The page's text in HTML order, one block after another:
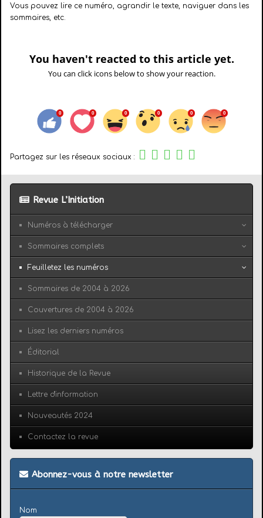
Vous pouvez lire ce numéro, agrandir le texte, naviguer dans les
sommaires, etc.
You haven't reacted to this article yet.
You can click icons below to show your reaction.
Partagez sur les réseaux sociaux :
Revue L’Initiation
Numéros à télécharger
Sommaires complets
Feuilletez les numéros
Sommaires de 2004 à 2026
Couvertures de 2004 à 2026
Lisez les derniers numéros
Éditorial
Historique de la Revue
Lettre d'information
Nouveautés 2024
Contactez la revue
Abonnez-vous à notre newsletter
Nom